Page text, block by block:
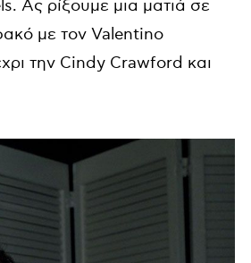
Ας ρίξουμε μια ματιά σε
με τον Valentino
την Cindy Crawford και